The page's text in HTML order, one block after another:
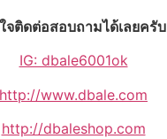
จติดต่อสอบถามได้เลยครับ
IG: dbale6001ok
http://www.dbale.com
http://dbaleshop.com